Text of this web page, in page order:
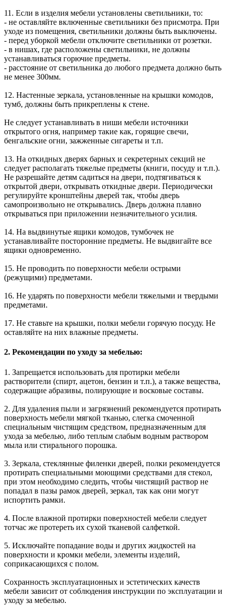
11. Если в изделия мебели установлены светильники, то:
- не оставляйте включенные светильники без присмотра. При
уходе из помещения, светильники должны быть выключены.
- перед уборкой мебели отключите светильники от розетки.
- в нишах, где расположены светильники, не должны
устанавливаться горючие предметы.
- расстояние от светильника до любого предмета должно быть
не менее 300мм.
12. Настенные зеркала, установленные на крышки комодов,
тумб, должны быть прикреплены к стене.
Не следует устанавливать в ниши мебели источники
открытого огня, например такие как, горящие свечи,
бенгальские огни, зажженные сигареты и т.п.
13. На откидных дверях барных и секретерных секций не
следует располагать тяжелые предметы (книги, посуду и т.п.).
Не разрешайте детям садиться на двери, подтягиваться к
открытой двери, открывать откидные двери. Периодически
регулируйте кронштейны дверей так, чтобы дверь
самопроизвольно не открывались. Дверь должна плавно
открываться при приложении незначительного усилия.
14. На выдвинутые ящики комодов, тумбочек не
устанавливайте посторонние предметы. Не выдвигайте все
ящики одновременно.
15. Не проводить по поверхности мебели острыми
(режущими) предметами.
16. Не ударять по поверхности мебели тяжелыми и твердыми
предметами.
17. Не ставьте на крышки, полки мебели горячую посуду. Не
оставляйте на них влажные предметы.
2. Рекомендации по уходу за мебелью:
1. Запрещается использовать для протирки мебели
растворители (спирт, ацетон, бензин и т.п.), а также вещества,
содержащие абразивы, полирующие и восковые составы.
2. Для удаления пыли и загрязнений рекомендуется протирать
поверхность мебели мягкой тканью, слегка смоченной
специальным чистящим средством, предназначенным для
ухода за мебелью, либо теплым слабым водным раствором
мыла или стирального порошка.
3. Зеркала, стеклянные филенки дверей, полки рекомендуется
протирать специальными моющими средствами для стекол,
при этом необходимо следить, чтобы чистящий раствор не
попадал в пазы рамок дверей, зеркал, так как они могут
испортить рамки.
4. После влажной протирки поверхностей мебели следует
тотчас же протереть их сухой тканевой салфеткой.
5. Исключайте попадание воды и других жидкостей на
поверхности и кромки мебели, элементы изделий,
соприкасающихся с полом.
Сохранность эксплуатационных и эстетических качеств
мебели зависит от соблюдения инструкции по эксплуатации и
уходу за мебелью.